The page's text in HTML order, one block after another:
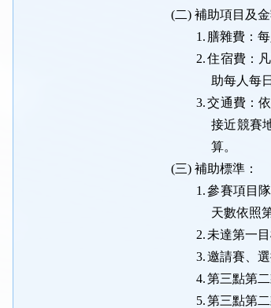
(二) 補助項目及金
1. 膳雜費：
2.住宿費： 凡
助每人每
3.交通費：
接近競賽
算。
(三) 補助標準：
1.參賽項目
天數依照
2. 未達第一
3.邀請賽、
4.第三點第
5.第三點第